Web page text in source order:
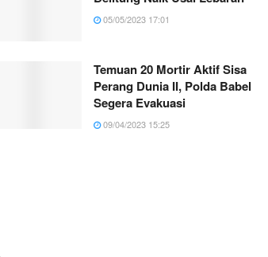
05/05/2023 17:01
Temuan 20 Mortir Aktif Sisa
Perang Dunia II, Polda Babel
Segera Evakuasi
09/04/2023 15:25